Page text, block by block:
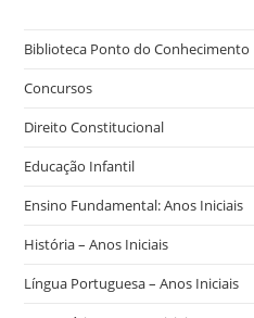
Biblioteca Ponto do Conhecimento
Concursos
Direito Constitucional
Educação Infantil
Ensino Fundamental: Anos Iniciais
História – Anos Iniciais
Língua Portuguesa – Anos Iniciais